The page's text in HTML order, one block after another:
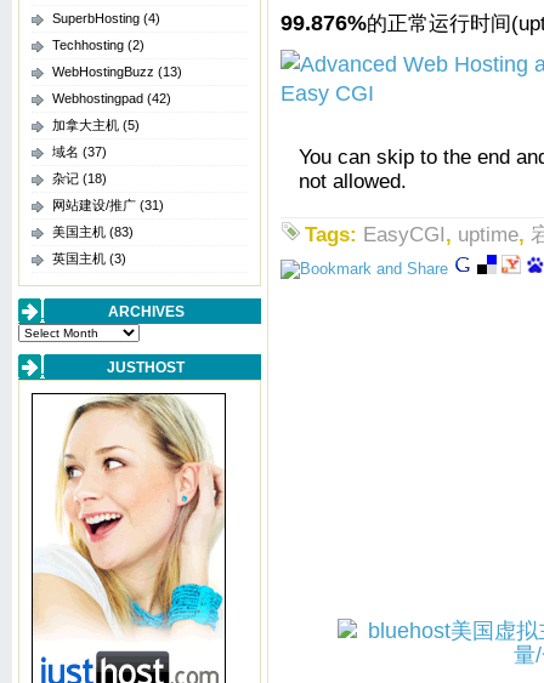
SuperbHosting (4)
Techhosting (2)
WebHostingBuzz (13)
Webhostingpad (42)
加拿大主机 (5)
域名 (37)
杂记 (18)
网站建设/推广 (31)
美国主机 (83)
英国主机 (3)
ARCHIVES
Archives
JUSTHOST
99.876%的正常运行时间
You can skip to the end
not allowed.
Tags: EasyCGI, uptime,